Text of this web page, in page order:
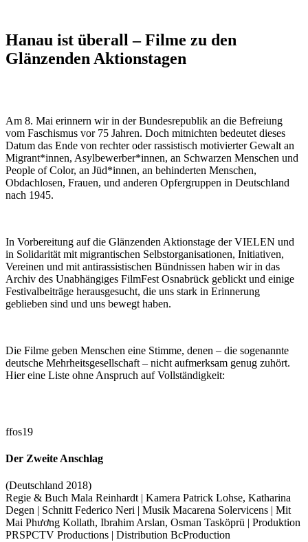
Hanau ist überall – Filme zu den
Glänzenden Aktionstagen
Am 8. Mai erinnern wir in der Bundesrepublik an die Befreiung
vom Faschismus vor 75 Jahren. Doch mitnichten bedeutet dieses
Datum das Ende von rechter oder rassistisch motivierter Gewalt an
Migrant*innen, Asylbewerber*innen, an Schwarzen Menschen und
People of Color, an Jüd*innen, an behinderten Menschen,
Obdachlosen, Frauen, und anderen Opfergruppen in Deutschland
nach 1945.
In Vorbereitung auf die Glänzenden Aktionstage der VIELEN und
in Solidarität mit migrantischen Selbstorganisationen, Initiativen,
Vereinen und mit antirassistischen Bündnissen haben wir in das
Archiv des Unabhängiges FilmFest Osnabrück geblickt und einige
Festivalbeiträge herausgesucht, die uns stark in Erinnerung
geblieben sind und uns bewegt haben.
Die Filme geben Menschen eine Stimme, denen – die sogenannte
deutsche Mehrheitsgesellschaft – nicht aufmerksam genug zuhört.
Hier eine Liste ohne Anspruch auf Vollständigkeit:
ffos19
Der Zweite Anschlag
(Deutschland 2018)
Regie & Buch Mala Reinhardt | Kamera Patrick Lohse, Katharina
Degen | Schnitt Federico Neri | Musik Macarena Solervicens | Mit
Mai Phương Kollath, Ibrahim Arslan, Osman Tasköprü | Produktion
PRSPCTV Productions | Distribution BcProduction